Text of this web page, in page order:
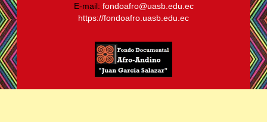
E-mail: fondoafro@uasb.edu.ec
https://fondoafro.uasb.edu.ec